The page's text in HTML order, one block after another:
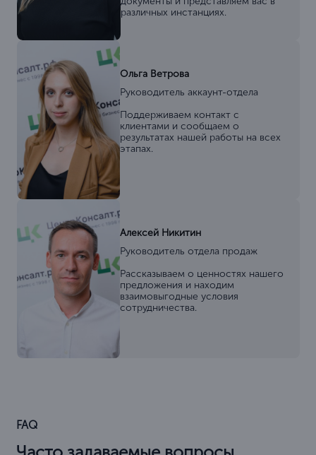
различных инстанциях.
Ольга Ветрова
Руководитель аккаунт-отдела
Поддерживаем контакт с
клиентами и сообщаем о
результатах нашей работы на всех
этапах.
Алексей Никитин
Руководитель отдела продаж
Рассказываем о ценностях нашего
предложения и находим
взаимовыгодные условия
сотрудничества.
FAQ